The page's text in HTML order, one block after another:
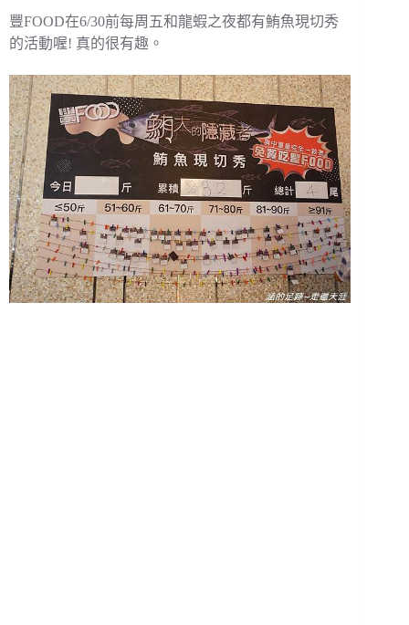
豐FOOD在6/30前每周五和龍蝦之夜都有鮪魚現切秀
的活動喔! 真的很有趣。